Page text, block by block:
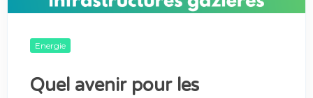
Energie
Quel avenir pour les